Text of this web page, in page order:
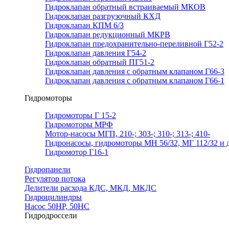
Гидроклапан обратный встраиваемый МКОВ
Гидроклапан разгрузочный КХД
Гидроклапан КПМ 6/3
Гидроклапан редукционный МКРВ
Гидроклапан предохранительно-переливной Г52-2
Гидроклапан давления Г54-2
Гидроклапан обратный ПГ51-2
Гидроклапан давления с обратным клапаном Г66-3
Гидроклапан давления с обратным клапаном Г66-1
Гидромоторы
Гидромоторы Г 15-2
Гидромоторы МРФ
Мотор-насосы МГП, 210-; 303-; 310-; 313-; 410-
Гидронасосы, гидромоторы МН 56/32, МГ 112/32 и
Гидромотор Г16-1
Гидропанели
Регулятор потока
Делители расхода КДС, МКД, МКДС
Гидроцилиндры
Насос 50НР, 50НС
Гидродроссели